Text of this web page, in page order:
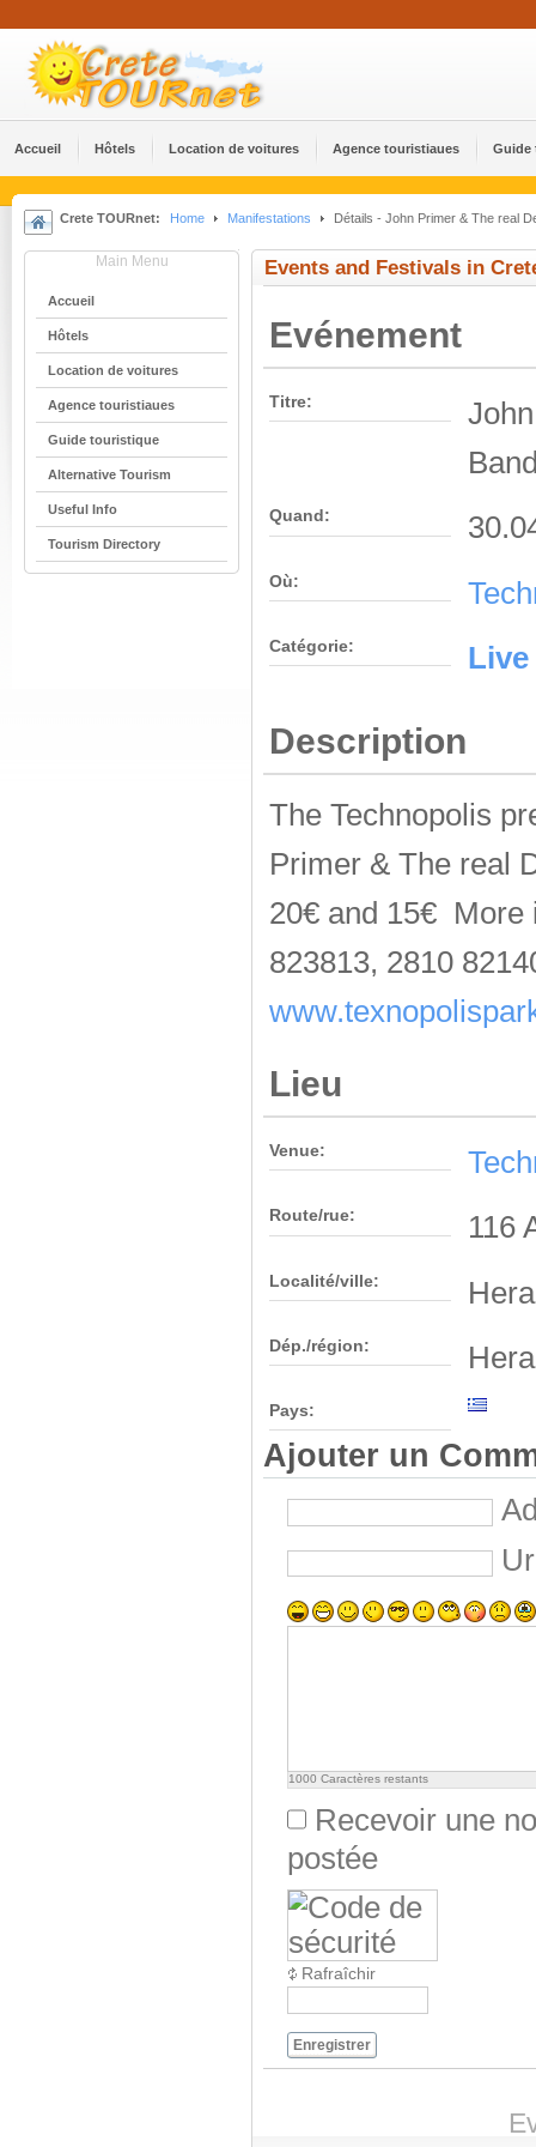
Accueil Hôtels Location de voitures Agence touristiaues Guide
Crete TOURnet: Home Manifestations Détails - John Primer & The real
Main Menu
Accueil
Hôtels
Location de voitures
Agence touristiaues
Guide touristique
Alternative Tourism
Useful Info
Tourism Directory
Events and Festivals in
Evénement
Titre:
Quand:
Où:
Catégorie: Live
Description
The Technopolis
Primer & The real
20€ and 15€ More
823813, 2810
Lieu
Venue:
Route/rue: 116
Localité/ville:
Dép./région:
Pays:
Ajouter un
1000 Caractères restants
Recevoir une
postée
Rafraîchir
Enregistrer